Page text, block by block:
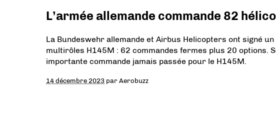
L’armée allemande commande 82
La Bundeswehr allemande et Airbus Helicopters ont signé
multirôles H145M : 62 commandes fermes plus 20 options.
importante commande jamais passée pour le H145M.
14 décembre 2023 parAerobuzz